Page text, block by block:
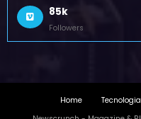
85k
Followers
Home Tecnologia